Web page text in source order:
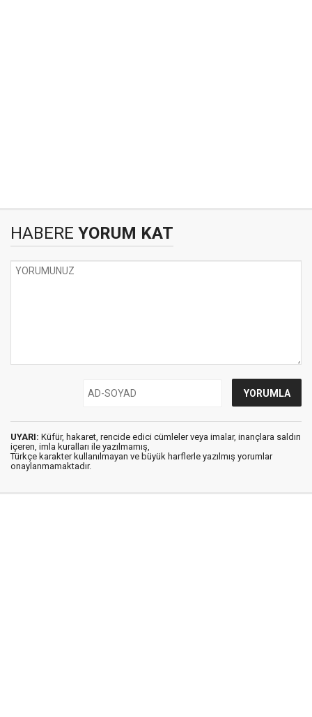
HABERE YORUM KAT
UYARI: Küfür, hakaret, rencide edici cümleler veya imalar, inançlara saldırı
içeren, imla kuralları ile yazılmamış,
Türkçe karakter kullanılmayan ve büyük harflerle yazılmış yorumlar
onaylanmamaktadır.